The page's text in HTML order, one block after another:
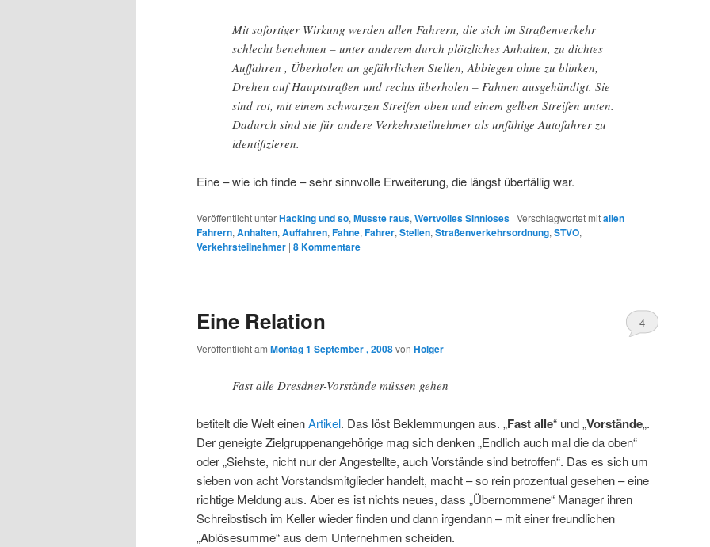
Mit sofortiger Wirkung werden allen Fahrern, die sich im Straßenverkehr
schlecht benehmen – unter anderem durch plötzliches Anhalten, zu dichtes
Auffahren , Überholen an gefährlichen Stellen, Abbiegen ohne zu blinken,
Drehen auf Hauptstraßen und rechts überholen – Fahnen ausgehändigt. Sie
sind rot, mit einem schwarzen Streifen oben und einem gelben Streifen unten.
Dadurch sind sie für andere Verkehrsteilnehmer als unfähige Autofahrer zu
identifizieren.
Eine – wie ich finde – sehr sinnvolle Erweiterung, die längst überfällig war.
Veröffentlicht unterHacking und so, Musste raus, Wertvolles Sinnloses | Verschlagwortet mitallen
Fahrern, Anhalten, Auffahren, Fahne, Fahrer, Stellen, Straßenverkehrsordnung, STVO,
Verkehrsteilnehmer | 8Kommentare
Eine Relation
Veröffentlicht am Montag 1 September , 2008von Holger
4
Fast alle Dresdner-Vorstände müssen gehen
betitelt die Welt einenArtikel. Das löst Beklemmungen aus. „Fast alle“ und „Vorstände„.
Der geneigte Zielgruppenangehörige mag sich denken „Endlich auch mal die da oben“
oder „Siehste, nicht nur der Angestellte, auch Vorstände sind betroffen“. Das es sich um
sieben von acht Vorstandsmitglieder handelt, macht – so rein prozentual gesehen – eine
richtige Meldung aus. Aber es ist nichts neues, dass „Übernommene“ Manager ihren
Schreibstisch im Keller wieder finden und dann irgendann – mit einer freundlichen
„Ablösesumme“ aus dem Unternehmen scheiden.